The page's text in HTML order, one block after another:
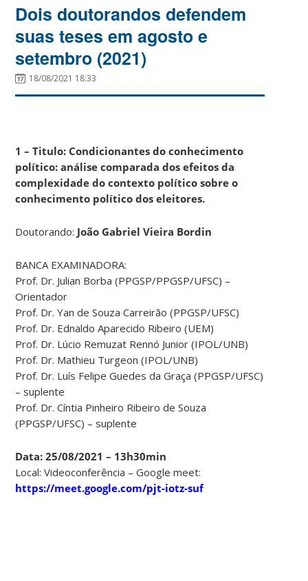
Dois doutorandos defendem
suas teses em agosto e
setembro (2021)
18/08/2021 18:33
1 – Titulo: Condicionantes do conhecimento
político: análise comparada dos efeitos da
complexidade do contexto político sobre o
conhecimento político dos eleitores.
Doutorando: João Gabriel Vieira Bordin
BANCA EXAMINADORA:
Prof. Dr. Julian Borba (PPGSP/PPGSP/UFSC) –
Orientador
Prof. Dr. Yan de Souza Carreirão (PPGSP/UFSC)
Prof. Dr. Ednaldo Aparecido Ribeiro (UEM)
Prof. Dr. Lúcio Remuzat Rennó Junior (IPOL/UNB)
Prof. Dr. Mathieu Turgeon (IPOL/UNB)
Prof. Dr. Luís Felipe Guedes da Graça (PPGSP/UFSC)
– suplente
Prof. Dr. Cíntia Pinheiro Ribeiro de Souza
(PPGSP/UFSC) – suplente
Data: 25/08/2021 – 13h30min
Local: Videoconferência – Google meet:
https://meet.google.com/pjt-iotz-suf